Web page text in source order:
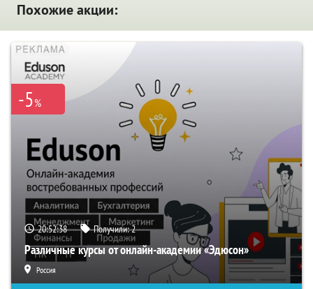
Похожие акции:
-5%
20:52:37 Получили:2
Различные курсы от онлайн-академии «Эдюсон»
Россия